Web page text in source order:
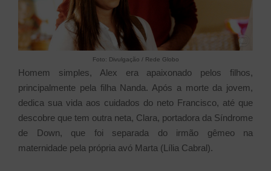
Foto: Divulgação / Rede Globo
Homem simples, Alex era apaixonado pelos filhos,
principalmente pela filha Nanda. Após a morte da jovem,
dedica sua vida aos cuidados do neto Francisco, até que
descobre que tem outra neta, Clara, portadora da Síndrome
de Down, que foi separada do irmão gêmeo na
maternidade pela própria avó Marta (Lília Cabral).